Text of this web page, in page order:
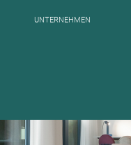
UNTERNEHMEN